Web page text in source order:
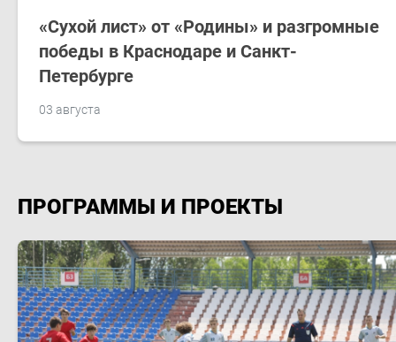
03 августа
«Сухой лист» от «Родины» и разгромные
победы в Краснодаре и Санкт-
Петербурге
ПРОГРАММЫ И ПРОЕКТЫ